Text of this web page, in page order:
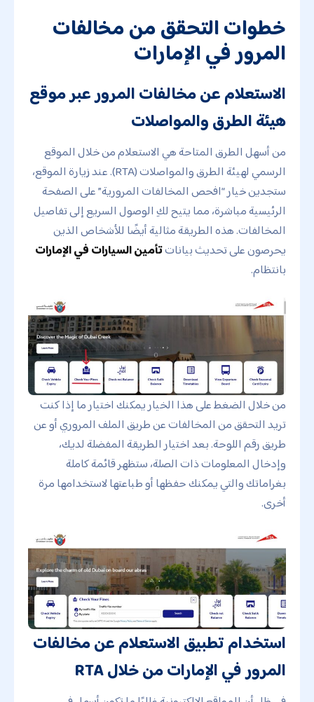
خطوات التحقق من مخالفات
المرور في الإمارات
الاستعلام عن مخالفات المرور عبر موقع
هيئة الطرق والمواصلات
من أسهل الطرق المتاحة هي الاستعلام من خلال الموقع
الرسمي لهيئة الطرق والمواصلات (RTA). عند زيارة الموقع،
ستجدين خيار “افحص المخالفات المرورية” على الصفحة
الرئيسية مباشرة، مما يتيح لكِ الوصول السريع إلى تفاصيل
المخالفات. هذه الطريقة مثالية أيضًا للأشخاص الذين
يحرصون على تحديث بياناتتأمين السيارات في الإمارات
بانتظام.
من خلال الضغط على هذا الخيار يمكنك اختيار ما إذا كنت
تريد التحقق من المخالفات عن طريق الملف المروري أو عن
طريق رقم اللوحة. بعد اختيار الطريقة المفضلة لديك،
وإدخال المعلومات ذات الصلة، ستظهر قائمة كاملة
بغراماتك والتي يمكنك حفظها أو طباعتها لاستخدامها مرة
أخرى.
استخدام تطبيق الاستعلام عن مخالفات
المرور في الإمارات من خلال RTA